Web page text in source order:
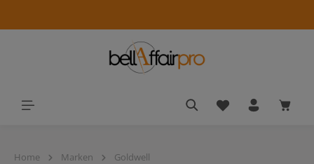
5
%
Du hast 0
Home Marken Goldwell